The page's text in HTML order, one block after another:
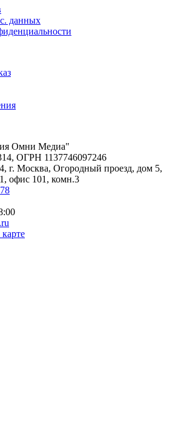
данных
Омни Медиа"
ОГРН 1137746097246
г. Москва, Огородный проезд, дом 5,
офис 101, комн.3